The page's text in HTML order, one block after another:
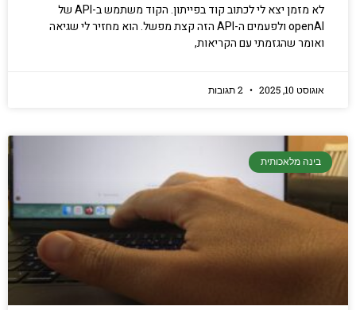
לא מזמן יצא לי לכתוב קוד בפייתון. הקוד משתמש ב-API של
openAI ולפעמים ה-API הזה קצת מפשל. הוא מחזיר לי שגיאה
ואומר שהגזמתי עם הקריאות,
אוגוסט 10, 2025
בינה מלאכותית